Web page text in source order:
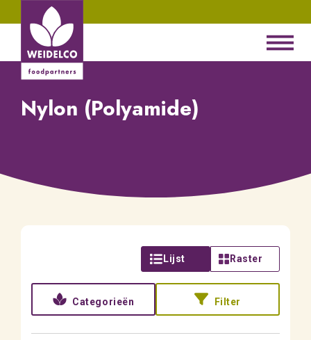
Nylon (Polyamide)
Lijst Raster
Categorieën Filter